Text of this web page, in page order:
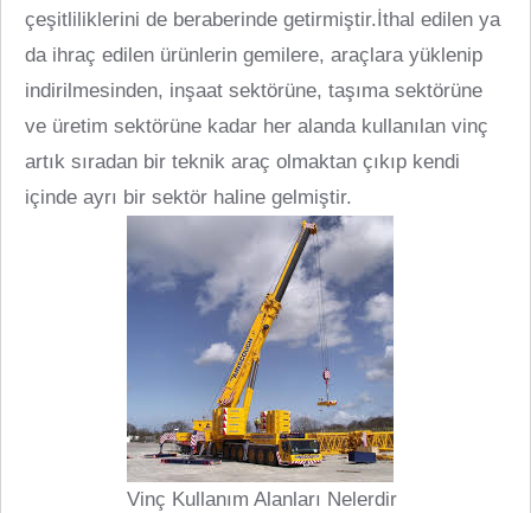
çeşitliliklerini de beraberinde getirmiştir.İthal edilen ya
da ihraç edilen ürünlerin gemilere, araçlara yüklenip
indirilmesinden, inşaat sektörüne, taşıma sektörüne
ve üretim sektörüne kadar her alanda kullanılan vinç
artık sıradan bir teknik araç olmaktan çıkıp kendi
içinde ayrı bir sektör haline gelmiştir.
Vinç Kullanım Alanları Nelerdir